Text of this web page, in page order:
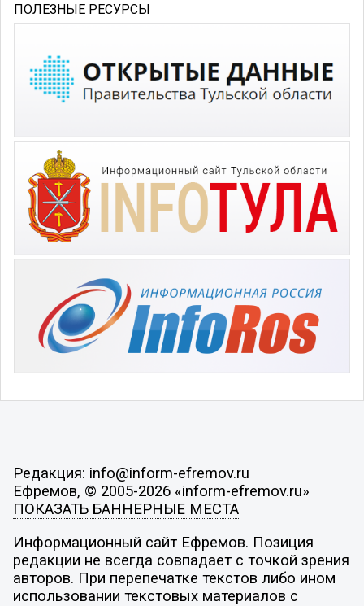
ПОЛЕЗНЫЕ РЕСУРСЫ
Редакция: info@inform-efremov.ru
Ефремов, © 2005-2026 «inform-efremov.ru»
ПОКАЗАТЬ БАННЕРНЫЕ МЕСТА
Информационный сайт Ефремов. Позиция
редакции не всегда совпадает с точкой зрения
авторов. При перепечатке текстов либо ином
использовании текстовых материалов с